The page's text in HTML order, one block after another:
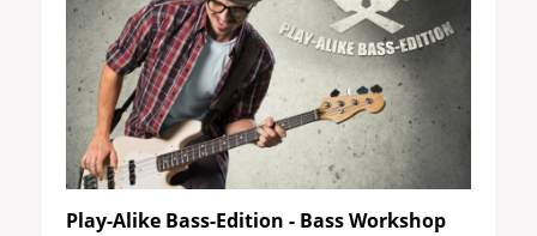
Play-Alike Bass-Edition - Bass Workshop